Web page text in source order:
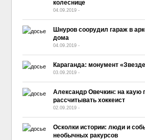
колеснице
04.09.2019 -
Шнуров соорудил гараж в
дома
04.09.2019 -
Караганда: монумент
03.09.2019 -
Александр Овечкин: на каую
рассчитывать хоккеист
02.09.2019 -
Осколки истории: люди и
необычных ракурсов